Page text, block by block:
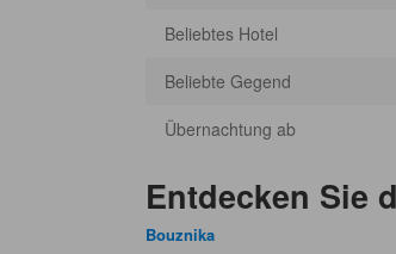
Beliebtes Hotel
Beliebte Gegend
Übernachtung ab
Entdecken Sie
Bouznika